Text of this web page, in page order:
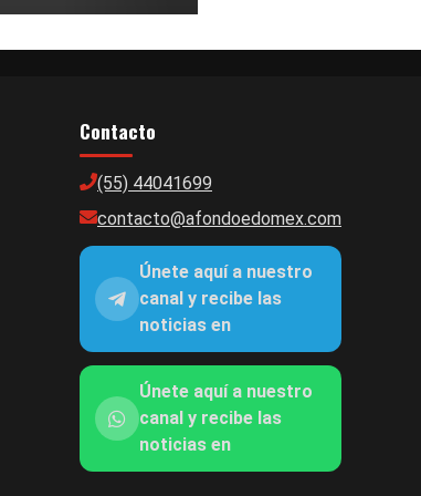
Contacto
(55) 44041699
contacto@afondoedomex.com
Únete aquí a nuestro
canal y recibe las
noticias en
Únete aquí a nuestro
canal y recibe las
noticias en